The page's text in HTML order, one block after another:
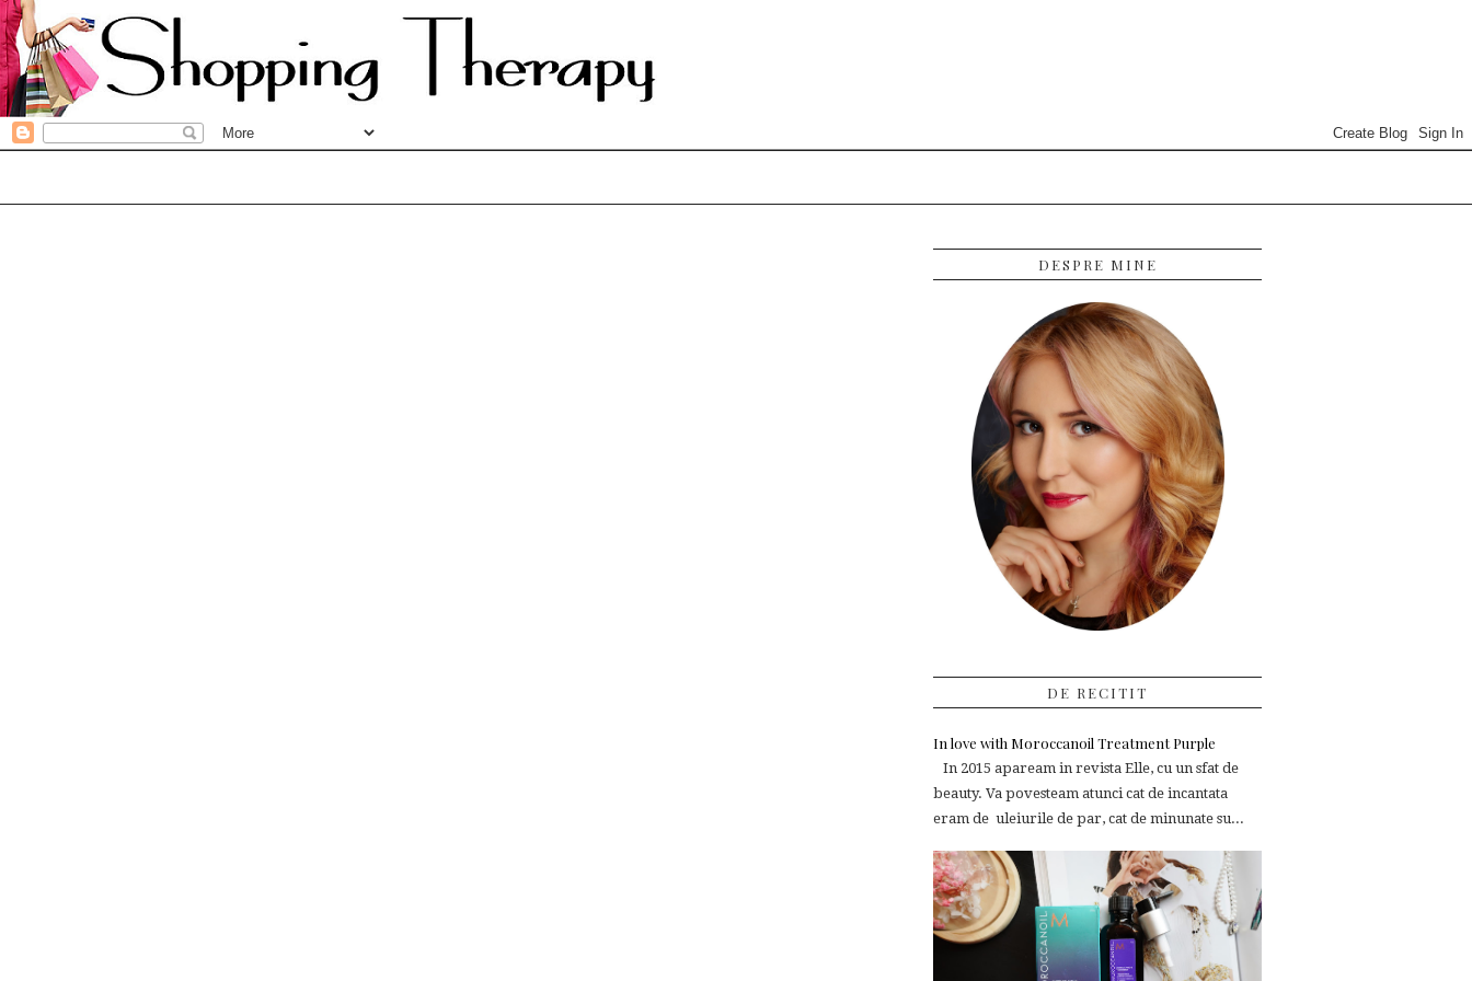
DESPRE MINE
DE RECITIT
In love with Moroccanoil Treatment Purple
In 2015 apaream in revista Elle, cu un sfat de
beauty. Va povesteam atunci cat de incantata
eram de uleiurile de par, cat de minunate su...